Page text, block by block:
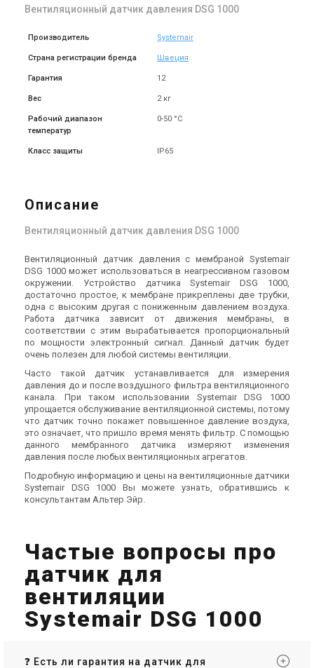
Вентиляционный датчик давления DSG 1000
Производитель Systemair
Страна регистрации бренда Швеция
Гарантия 12
Вес 2 кг
Рабочий диапазон
температур
0-50 °С
Класс защиты IP65
Описание
Вентиляционный датчик давления DSG 1000
Вентиляционный датчик давления с мембраной Systemair
DSG 1000 может использоваться в неагрессивном газовом
окружении. Устройство датчика Systemair DSG 1000,
достаточно простое, к мембране прикреплены две трубки,
одна с высоким другая с пониженным давлением воздуха.
Работа датчика зависит от движения мембраны, в
соответствии с этим вырабатывается пропорциональный
по мощности электронный сигнал. Данный датчик будет
очень полезен для любой системы вентиляции.
Часто такой датчик устанавливается для измерения
давления до и после воздушного фильтра вентиляционного
канала. При таком использовании Systemair DSG 1000
упрощается обслуживание вентиляционной системы, потому
что датчик точно покажет повышенное давление воздуха,
это означает, что пришло время менять фильтр. С помощью
данного мембранного датчика измеряют изменения
давления после любых вентиляционных агрегатов.
Подробную информацию и цены на вентиляционные датчики
Systemair DSG 1000 Вы можете узнать, обратившись к
консультантам Альтер Эйр.
Частые вопросы про
датчик для
вентиляции
Systemair DSG 1000
❓ Есть ли гарантия на датчик для